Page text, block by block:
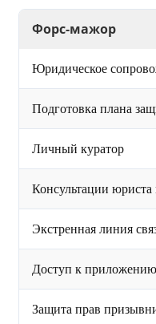
Форс-мажор
Юридическое
Подготовка плана
Личный куратор
Консультации юриста
Экстренная линия
Доступ к приложению
Защита прав